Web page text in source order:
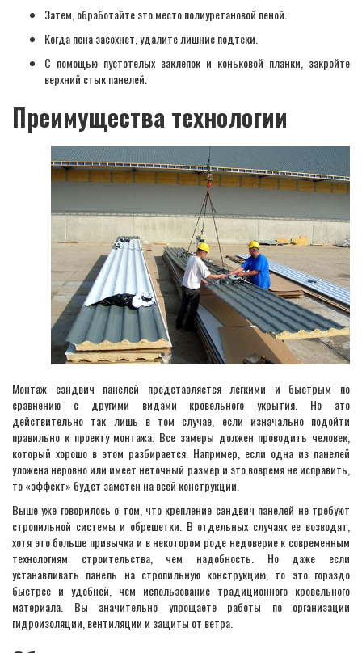
Затем, обработайте это место полиуретановой пеной.
Когда пена засохнет, удалите лишние подтеки.
С помощью пустотелых заклепок и коньковой планки, закройте
верхний стык панелей.
Преимущества технологии
Монтаж сэндвич панелей представляется легкими и быстрым по
сравнению с другими видами кровельного укрытия. Но это
действительно так лишь в том случае, если изначально подойти
правильно к проекту монтажа. Все замеры должен проводить человек,
который хорошо в этом разбирается. Например, если одна из панелей
уложена неровно или имеет неточный размер и это вовремя не исправить,
то «эффект» будет заметен на всей конструкции.
Выше уже говорилось о том, что крепление сэндвич панелей не требуют
стропильной системы и обрешетки. В отдельных случаях ее возводят,
хотя это больше привычка и в некотором роде недоверие к современным
технологиям строительства, чем надобность. Но даже если
устанавливать панель на стропильную конструкцию, то это гораздо
быстрее и удобней, чем использование традиционного кровельного
материала. Вы значительно упрощаете работы по организации
гидроизоляции, вентиляции и защиты от ветра.